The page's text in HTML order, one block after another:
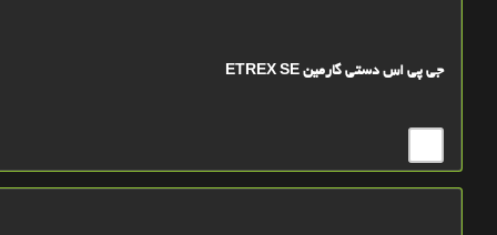
جی پی اس دستی گارمین ETREX SE